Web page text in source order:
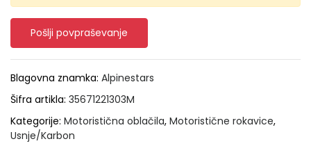
Pošlji povpraševanje
Blagovna znamka: Alpinestars
Šifra artikla: 35671221303M
Kategorije: Motoristična oblačila, Motoristične rokavice,
Usnje/Karbon